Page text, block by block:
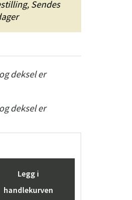
Sendes
deksel er
deksel er
Legg i
handlekurven